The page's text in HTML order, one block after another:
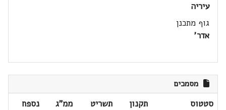
עיריה
גוף מתכנן
אדר'
מסמכים
סטטוס תקנון תשריט ממ"ג
נספח